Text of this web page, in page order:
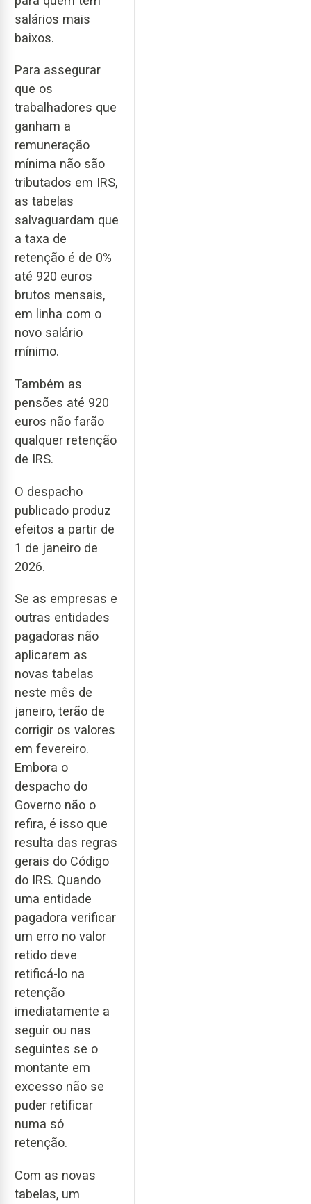
salários mais
baixos.
Para assegurar
que os
trabalhadores que
ganham a
remuneração
mínima não são
tributados em IRS,
as tabelas
salvaguardam que
a taxa de
retenção é de 0%
até 920 euros
brutos mensais,
em linha com o
novo salário
mínimo.
Também as
pensões até 920
euros não farão
qualquer retenção
de IRS.
O despacho
publicado produz
efeitos a partir de
1 de janeiro de
2026.
Se as empresas e
outras entidades
pagadoras não
aplicarem as
novas tabelas
neste mês de
janeiro, terão de
corrigir os valores
em fevereiro.
Embora o
despacho do
Governo não o
refira, é isso que
resulta das regras
gerais do Código
do IRS. Quando
uma entidade
pagadora verificar
um erro no valor
retido deve
retificá-lo na
retenção
imediatamente a
seguir ou nas
seguintes se o
montante em
excesso não se
puder retificar
numa só
retenção.
Com as novas
tabelas, um